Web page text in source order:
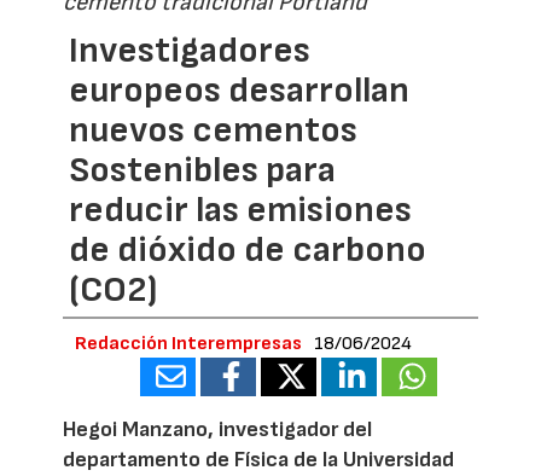
Investigadores
europeos desarrollan
nuevos cementos
Sostenibles para
reducir las emisiones
de dióxido de carbono
(CO2)
Redacción Interempresas 18/06/2024
Hegoi Manzano, investigador del
departamento de Física de la Universidad